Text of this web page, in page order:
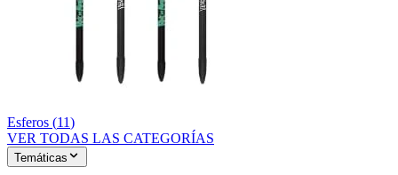
Esferos (11)
VER TODAS LAS CATEGORÍAS
Temáticas